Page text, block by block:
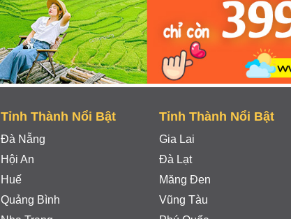
Tỉnh Thành Nổi Bật
Đà Nẵng
Hội An
Huế
Quảng Bình
Tỉnh Thành Nổi Bật
Gia Lai
Đà Lạt
Măng Đen
Vũng Tàu